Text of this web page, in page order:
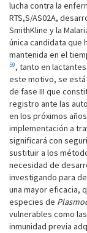
lucha contra la
RTS,S/AS02A,
SmithKline y la
única candidata que
mantenida en el
59, tanto en
este motivo, se está
de fase III que
registro ante las
en los próximos
implementación a
significará con
sustituir a los
necesidad de
investigando para
una mayor eficacia,
especies de
vulnerables como
inmunidad previa